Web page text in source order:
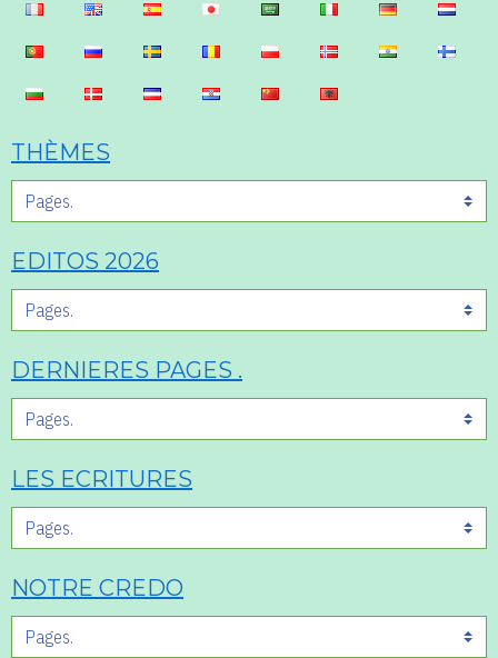
THÈMES
EDITOS 2026
DERNIERES PAGES .
LES ECRITURES
NOTRE CREDO